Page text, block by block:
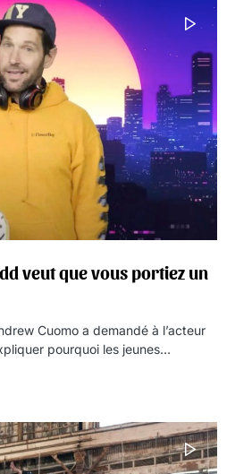
veut que vous portiez un
Cuomo a demandé à l’acteur
pourquoi les jeunes…